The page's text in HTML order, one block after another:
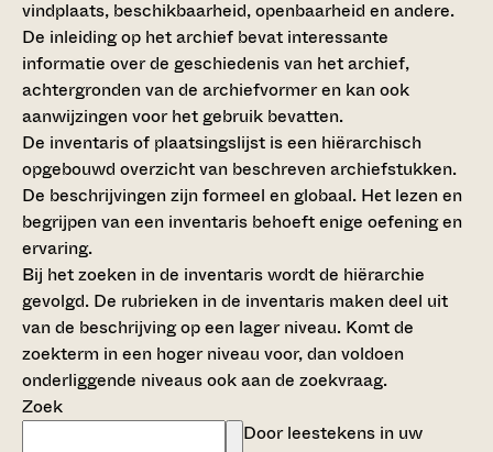
vindplaats, beschikbaarheid, openbaarheid en andere.
De inleiding op het archief bevat interessante
informatie over de geschiedenis van het archief,
achtergronden van de archiefvormer en kan ook
aanwijzingen voor het gebruik bevatten.
De inventaris of plaatsingslijst is een hiërarchisch
opgebouwd overzicht van beschreven archiefstukken.
De beschrijvingen zijn formeel en globaal. Het lezen en
begrijpen van een inventaris behoeft enige oefening en
ervaring.
Bij het zoeken in de inventaris wordt de hiërarchie
gevolgd. De rubrieken in de inventaris maken deel uit
van de beschrijving op een lager niveau. Komt de
zoekterm in een hoger niveau voor, dan voldoen
onderliggende niveaus ook aan de zoekvraag.
Zoek
Door leestekens in uw